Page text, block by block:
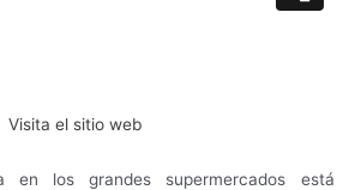
Visita el sitio web
en los grandes supermercados está